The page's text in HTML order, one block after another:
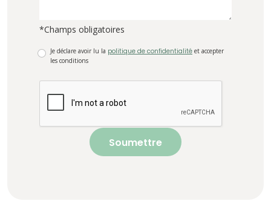
*Champs obligatoires
Je déclare avoir lu la politique de confidentialité et accepter
les conditions
Soumettre